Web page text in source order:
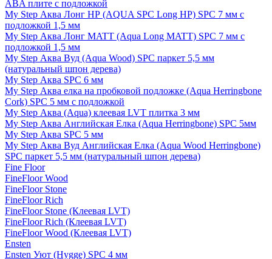
ABA плите с подложкой
My Step Аква Лонг НР (AQUA SPC Long HP) SPC 7 мм с
подложкой 1,5 мм
My Step Аква Лонг MATT (Aqua Long MATT) SPC 7 мм с
подложкой 1,5 мм
My Step Аква Вуд (Aqua Wood) SPC паркет 5,5 мм
(натуральный шпон дерева)
My Step Аква SPC 6 мм
My Step Аква елка на пробковой подложке (Aqua Herringbone
Cork) SPC 5 мм с подложкой
My Step Аква (Aqua) клеевая LVT плитка 3 мм
My Step Аква Английская Елка (Aqua Herringbone) SPC 5мм
My Step Аква SPC 5 мм
My Step Аква Вуд Английская Елка (Aqua Wood Herringbone)
SPC паркет 5,5 мм (натуральный шпон дерева)
Fine Floor
FineFloor Wood
FineFloor Stone
FineFloor Rich
FineFloor Stone (Клеевая LVT)
FineFloor Rich (Клеевая LVT)
FineFloor Wood (Клеевая LVT)
Ensten
Ensten Уют (Hygge) SPC 4 мм